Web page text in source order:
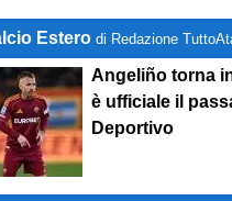
stand-
Estero di Redazione
Angeliño torna
è ufficiale il
Deportivo